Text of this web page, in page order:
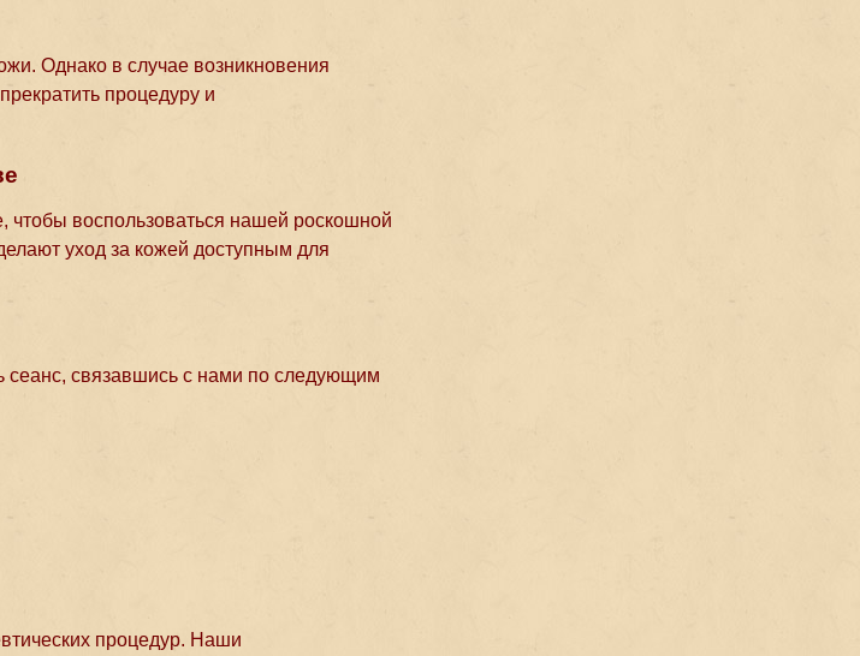
Однако в случае возникновения
процедуру и
чтобы воспользоваться нашей роскошной
уход за кожей доступным для
сеанс, связавшись с нами по следующим
процедур. Наши